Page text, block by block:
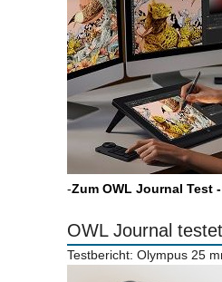
-Zum OWL Journal Test
OWL Journal
Testbericht: Olympus 25